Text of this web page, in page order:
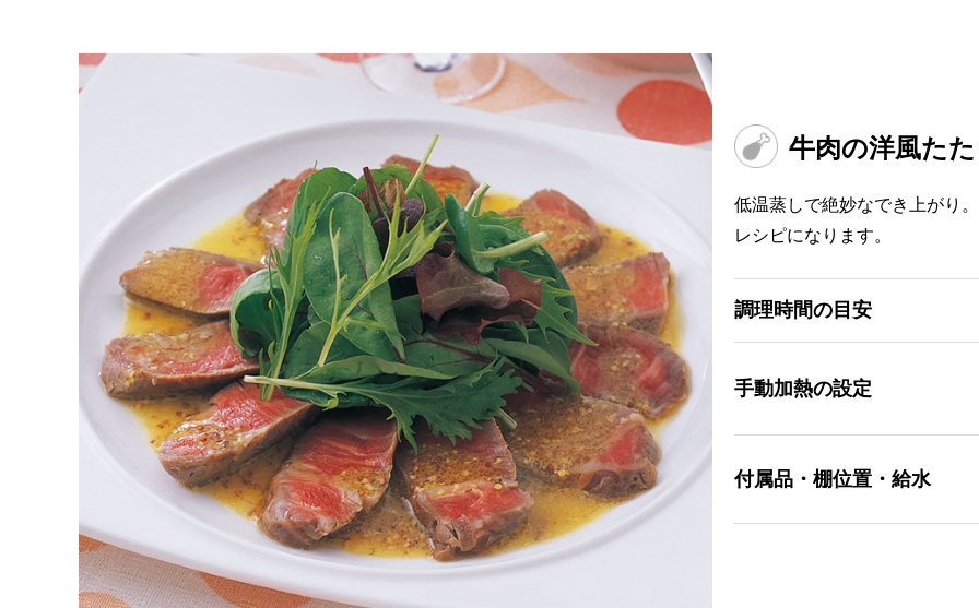
牛肉の洋風たた
低温蒸しで絶妙なでき上がり
レシピになります。
調理時間の目安
手動加熱の設定
付属品・棚位置・給水